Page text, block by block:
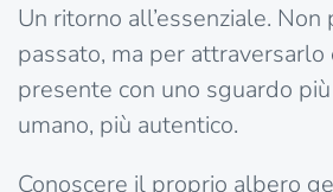
Un ritorno all’essenziale.
passato, ma per
presente con uno sguardo
umano, più autentico.
Conoscere il proprio albero